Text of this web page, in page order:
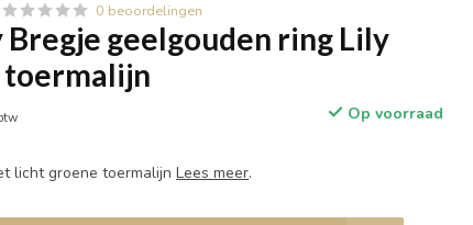
0 beoordelingen
Bregje geelgouden ring Lily
toermalijn
Op voorraad
licht groene toermalijnLees meer.